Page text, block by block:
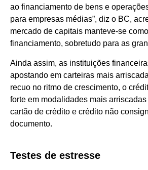
ao financiamento de bens e
para empresas médias”, diz o BC,
mercado de capitais manteve-se
financiamento, sobretudo para as
Ainda assim, as instituições
apostando em carteiras mais
recuo no ritmo de crescimento, o
forte em modalidades mais
cartão de crédito e crédito não
documento.
Testes de estresse